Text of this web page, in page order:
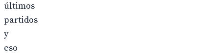
últimos
partidos
y
eso